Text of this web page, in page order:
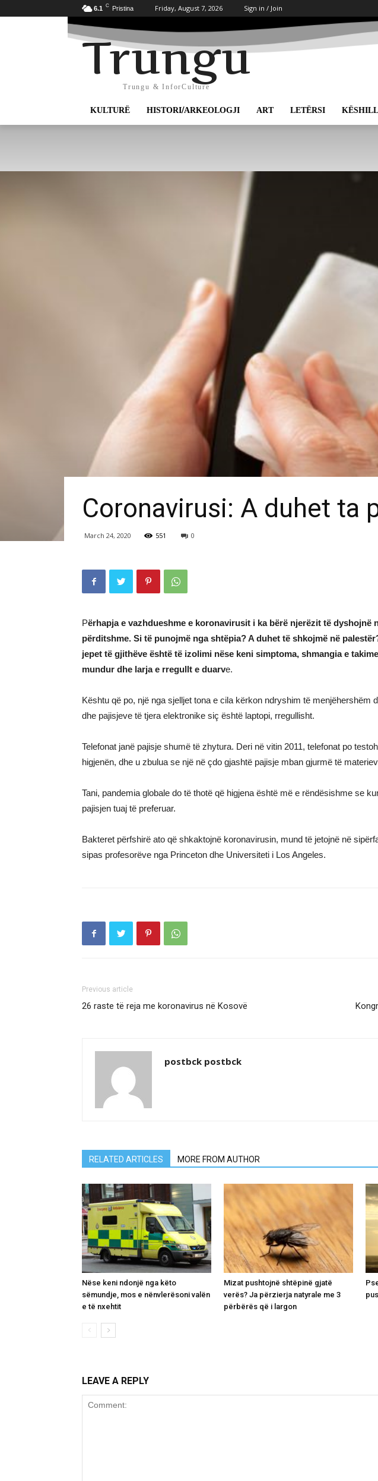
6.1 C Pristina Friday, August 7, 2026 Sign in / Join
Trungu
Trungu & InforCulture
KULTURË HISTORI/ARKEOLOGJI ART LETËRSI
Coronavirusi: A duhet ta
March 24, 2020 551 0
Përhapja e vazhdueshme e koronavirusit i ka bërë njerëzit të dyshojnë
përditshme. Si të punojmë nga shtëpia? A duhet të shkojmë në
jepet të gjithëve është të izolimi nëse keni simptoma, shmangia e
mundur dhe larja e rregullt e duarve.
Kështu që po, një nga sjelljet tona e cila kërkon ndryshim të menjëhershëm
dhe pajisjeve të tjera elektronike siç është laptopi, rregullisht.
Telefonat janë pajisje shumë të zhytura. Deri në vitin 2011, telefonat po
higjenën, dhe u zbulua se një në çdo gjashtë pajisje mban gjurmë të
Tani, pandemia globale do të thotë që higjena është më e rëndësishme se
pajisjen tuaj të preferuar.
Bakteret përfshirë ato që shkaktojnë koronavirusin, mund të jetojnë në
sipas profesorëve nga Princeton dhe Universiteti i Los Angeles.
Previous article
26 raste të reja me koronavirus në Kosovë
postbck postbck
RELATED ARTICLES MORE FROM AUTHOR
Nëse keni ndonjë nga këto
sëmundje, mos e nënvlerësoni valën
e të nxehtit
Mizat pushtojnë shtëpinë gjatë
verës? Ja përzierja natyrale me 3
përbërës që i largon
LEAVE A REPLY